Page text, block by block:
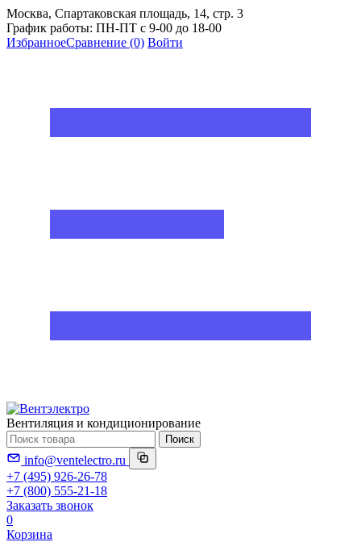
Москва, Спартаковская площадь, 14, стр. 3
График работы: ПН-ПТ с 9-00 до 18-00
ИзбранноеСравнение (0) Войти
Вентиляция и кондиционирование
Поиск
info@ventelectro.ru
+7 (495) 926-26-78
+7 (800) 555-21-18
Заказать звонок
0
Корзина